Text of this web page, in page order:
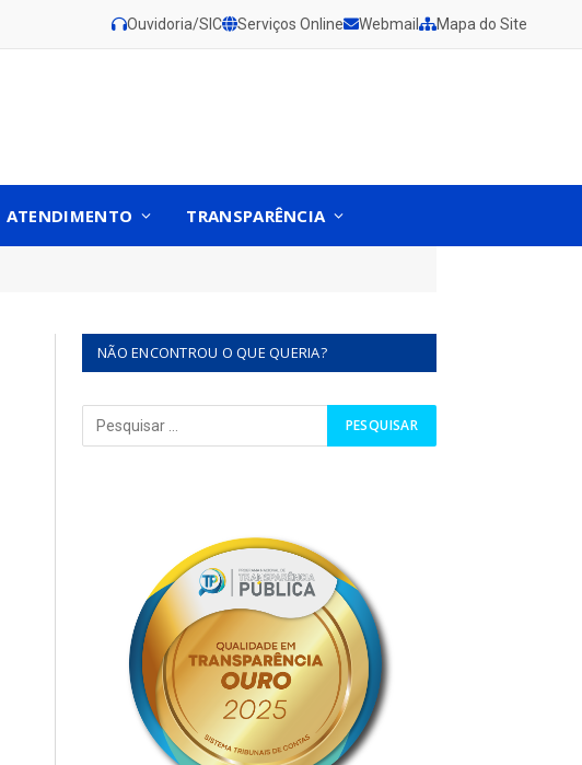
Ouvidoria/SIC Serviços Online Webmail Mapa do Site
ATENDIMENTO TRANSPARÊNCIA
NÃO ENCONTROU O QUE QUERIA?